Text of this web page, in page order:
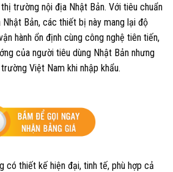
trường nội địa Nhật Bản. Với tiêu chuẩn
Bản, các thiết bị này mang lại độ
hành ổn định cùng công nghệ tiên tiến,
của người tiêu dùng Nhật Bản nhưng
Việt Nam khi nhập khẩu.
có thiết kế hiện đại, tinh tế, phù hợp cả